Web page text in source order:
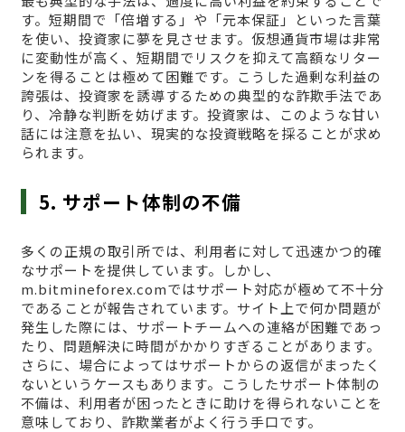
す。短期間で「倍増する」や「元本保証」といった言葉
を使い、投資家に夢を見させます。仮想通貨市場は非常
に変動性が高く、短期間でリスクを抑えて高額なリター
ンを得ることは極めて困難です。こうした過剰な利益の
誇張は、投資家を誘導するための典型的な詐欺手法であ
り、冷静な判断を妨げます。投資家は、このような甘い
話には注意を払い、現実的な投資戦略を採ることが求め
られます。
5. サポート体制の不備
多くの正規の取引所では、利用者に対して迅速かつ的確
なサポートを提供しています。しかし、
m.bitmineforex.comではサポート対応が極めて不十分
であることが報告されています。サイト上で何か問題が
発生した際には、サポートチームへの連絡が困難であっ
たり、問題解決に時間がかかりすぎることがあります。
さらに、場合によってはサポートからの返信がまったく
ないというケースもあります。こうしたサポート体制の
不備は、利用者が困ったときに助けを得られないことを
意味しており、詐欺業者がよく行う手口です。